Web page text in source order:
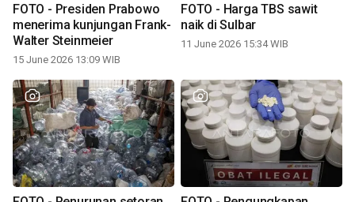
FOTO - Presiden Prabowo
menerima kunjungan Frank-
Walter Steinmeier
15 June 2026 13:09 WIB
FOTO - Harga TBS sawit
naik di Sulbar
11 June 2026 15:34 WIB